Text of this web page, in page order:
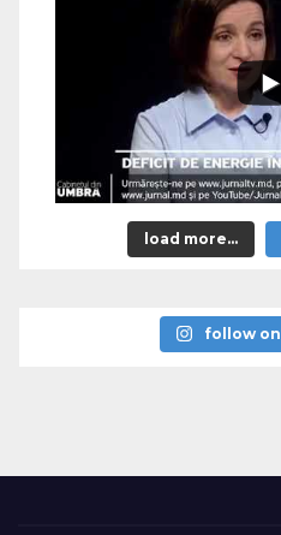
load more...
follow